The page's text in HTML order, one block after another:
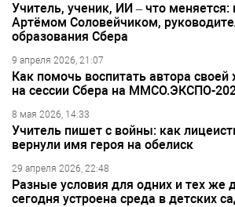
Учитель, ученик, ИИ – что меняется:
Артёмом Соловейчиком,
образования Сбера
9 апреля 2026, 21:07
Как помочь воспитать автора своей
на сессии Сбера на ММСО.ЭКСПО-
8 мая 2026, 14:33
Учитель пишет с войны: как
вернули имя героя на обелиск
29 апреля 2026, 22:48
Разные условия для одних и тех же
сегодня устроена среда в детских